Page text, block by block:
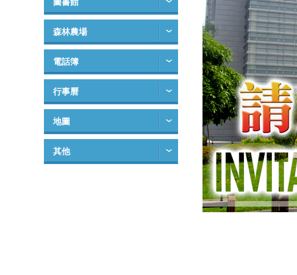
森林農場
電話簿
行事曆
地圖
其他